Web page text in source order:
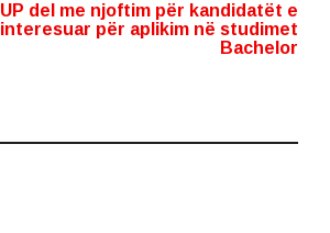
UP del me njoftim për kandidatët e
interesuar për aplikim në studimet
Bachelor